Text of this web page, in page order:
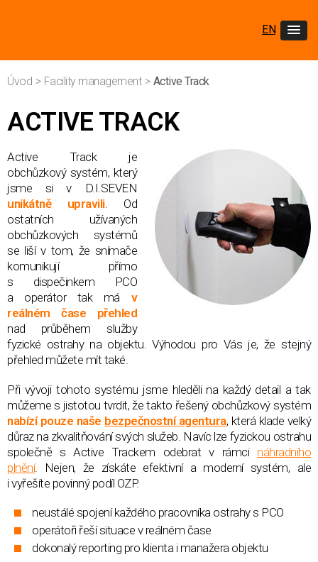
EN
Úvod > Facility management > Active Track
ACTIVE TRACK
Active Track je
obchůzkový systém, který
jsme si v D.I.SEVEN
unikátně upravili. Od
ostatních užívaných
obchůzkových systémů
se liší v tom, že snímače
komunikují přímo
s dispečinkem PCO
a operátor tak má v
reálném čase přehled
nad průběhem služby
fyzické ostrahy na objektu. Výhodou pro Vás je, že stejný
přehled můžete mít také.
Při vývoji tohoto systému jsme hleděli na každý detail a tak
můžeme s jistotou tvrdit, že takto řešený obchůzkový systém
nabízí pouze naše bezpečnostní agentura, která klade velký
důraz na zkvalitňování svých služeb. Navíc lze fyzickou ostrahu
společně s Active Trackem odebrat v rámci náhradního
plnění. Nejen, že získáte efektivní a moderní systém, ale
i vyřešíte povinný podíl OZP.
neustálé spojení každého pracovníka ostrahy s PCO
operátoři řeší situace v reálném čase
dokonalý reporting pro klienta i manažera objektu